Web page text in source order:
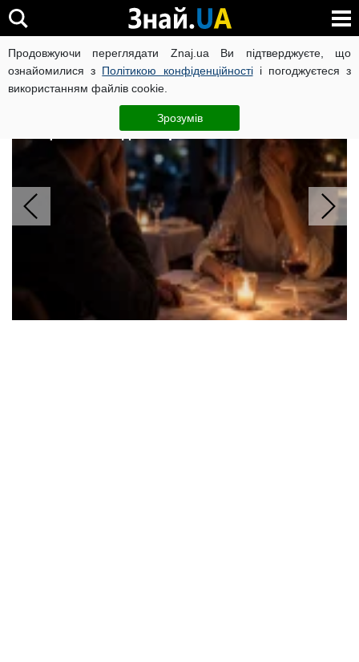
Продовжуючи переглядати Znaj.ua Ви підтверджуєте, що
ознайомилися з Політикою конфіденційностіі погоджуєтеся з
використанням файлів cookie.
Зрозумів
ВІЙНА РОСІЇ ПРОТИ УКРАЇНИ КОРОНАВІРУС В УКРАЇНІ
Шість фраз, які зміцнюють
стосунки: 67% пар зменшили
конфлікти завдяки простим словам